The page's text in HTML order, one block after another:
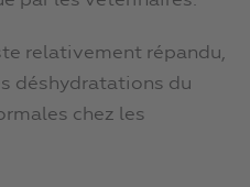
relativement répandu,
déshydratations du
chez les